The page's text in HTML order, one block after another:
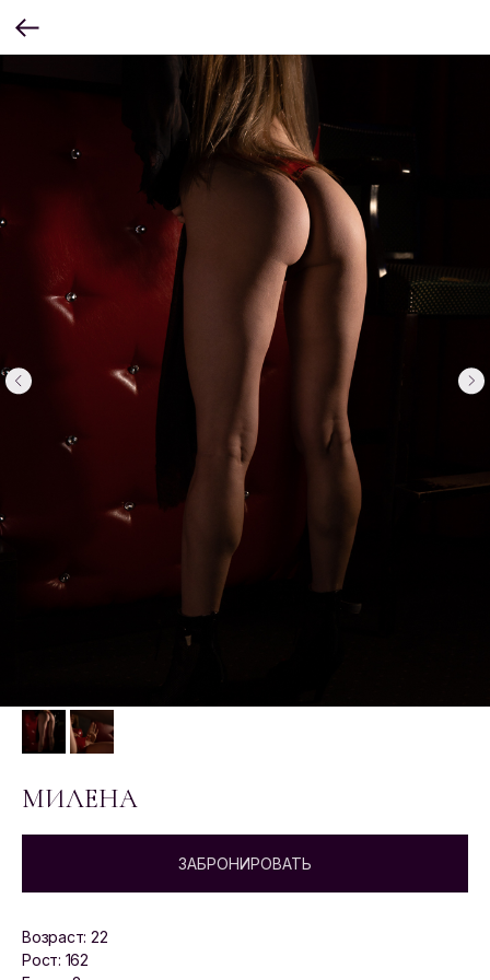
МИЛЕНА
ЗАБРОНИРОВАТЬ
Возраст: 22
Рост: 162